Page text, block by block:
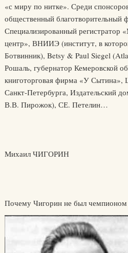
«с миру по нитке». Среди
общественный благотворительный
Специализированный регистратор
центр», ВНИИЭ (институт, в
Ботвинник), Betsy & Paul Siegel
Рошаль, губернатор Кемеровской
книготорговая фирма «У Сытина»,
Санкт-Петербурга, Издательский
В.В. Пирожок), СЕ. Петелин…
Михаил ЧИГОРИН
Почему Чигорин не был